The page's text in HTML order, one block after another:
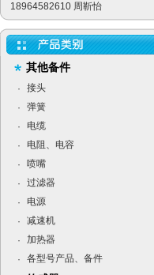
18964582610 周靳怡
其他备件
·
接头
·
弹簧
·
电缆
·
电阻、电容
·
喷嘴
·
过滤器
·
电源
·
减速机
·
加热器
·
各型号产品、备件